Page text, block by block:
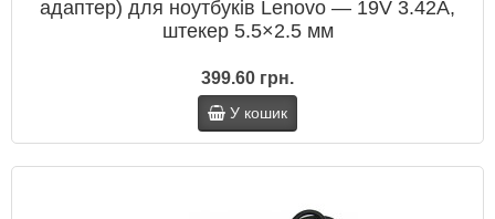
адаптер) для ноутбуків Lenovo — 19V 3.42A,
штекер 5.5×2.5 мм
399.60 грн.
У кошик